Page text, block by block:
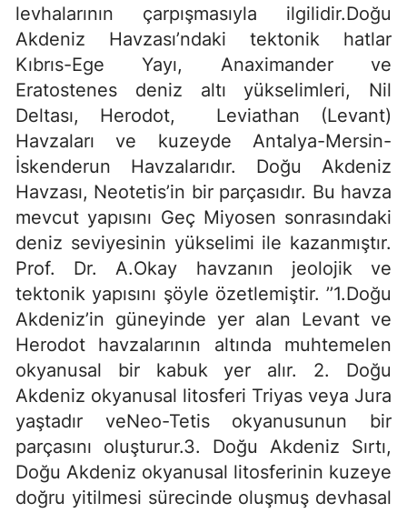
levhalarının çarpışmasıyla ilgilidir.Doğu
Akdeniz Havzası’ndaki tektonik hatlar
Kıbrıs-Ege Yayı, Anaximander ve
Eratostenes deniz altı yükselimleri, Nil
Deltası, Herodot, Leviathan (Levant)
Havzaları ve kuzeyde Antalya-Mersin-
İskenderun Havzalarıdır. Doğu Akdeniz
Havzası, Neotetis’in bir parçasıdır. Bu havza
mevcut yapısını Geç Miyosen sonrasındaki
deniz seviyesinin yükselimi ile kazanmıştır.
Prof. Dr. A.Okay havzanın jeolojik ve
tektonik yapısını şöyle özetlemiştir. ’’1.Doğu
Akdeniz’in güneyinde yer alan Levant ve
Herodot havzalarının altında muhtemelen
okyanusal bir kabuk yer alır. 2. Doğu
Akdeniz okyanusal litosferi Triyas veya Jura
yaştadır veNeo-Tetis okyanusunun bir
parçasını oluşturur.3. Doğu Akdeniz Sırtı,
Doğu Akdeniz okyanusal litosferinin kuzeye
doğru yitilmesi sürecinde oluşmuş devhasal